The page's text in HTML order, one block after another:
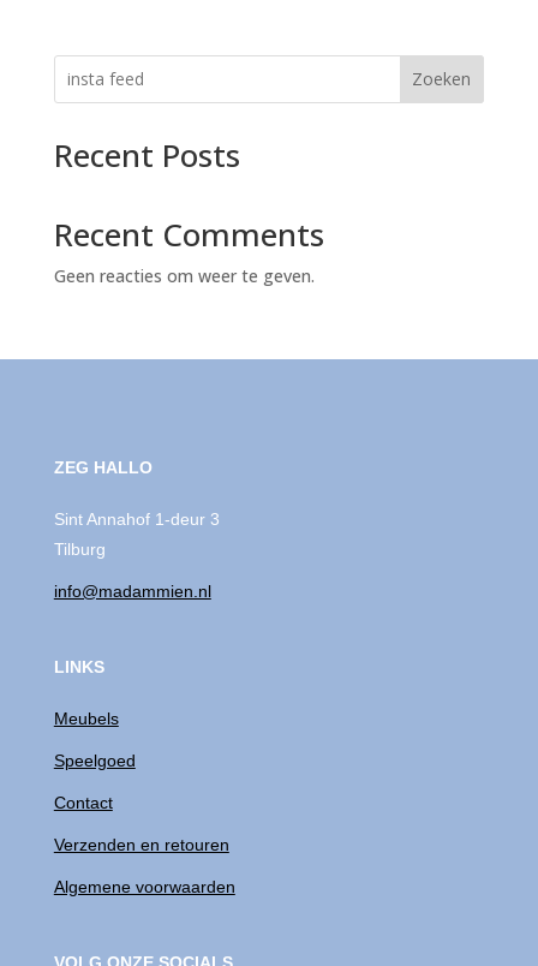
Zoeken
Recent Posts
Recent Comments
Geen reacties om weer te geven.
ZEG HALLO
Sint Annahof 1-deur 3
Tilburg
info@madammien.nl
LINKS
Meubels
Speelgoed
Contact
Verzenden en retouren
Algemene voorwaarden
VOLG ONZE SOCIALS